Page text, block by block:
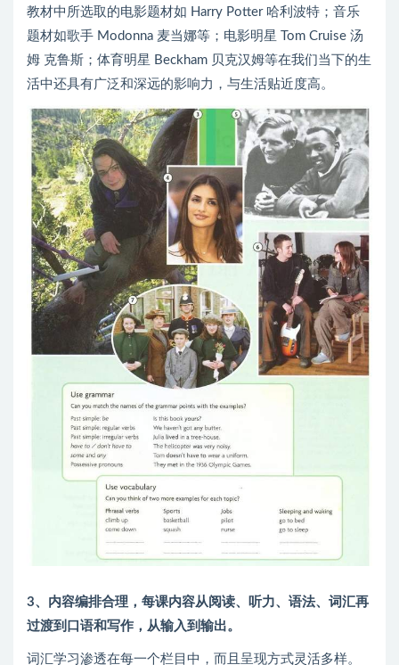
教材中所选取的电影题材如 Harry Potter 哈利波特；音乐
题材如歌手 Modonna 麦当娜等；电影明星 Tom Cruise 汤
姆 克鲁斯；体育明星 Beckham 贝克汉姆等在我们当下的生
活中还具有广泛和深远的影响力，与生活贴近度高。
3、内容编排合理，每课内容从阅读、听力、语法、词汇再
过渡到口语和写作，从输入到输出。
词汇学习渗透在每一个栏目中，而且呈现方式灵活多样。